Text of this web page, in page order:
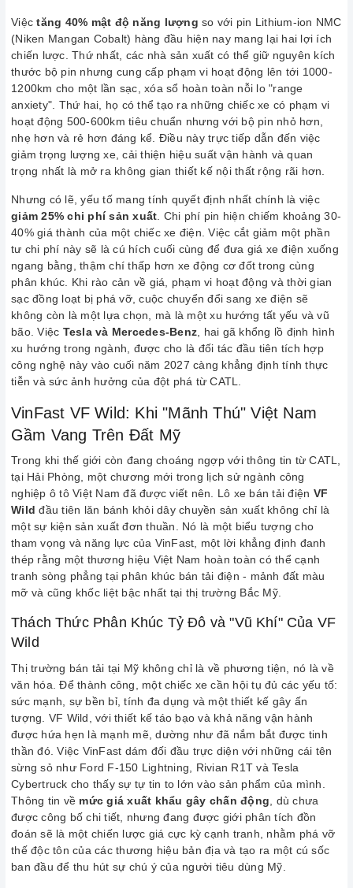
Việctăng 40% mật độ năng lượng so với pin Lithium-ion NMC
(Niken Mangan Cobalt) hàng đầu hiện nay mang lại hai lợi ích
chiến lược. Thứ nhất, các nhà sản xuất có thể giữ nguyên kích
thước bộ pin nhưng cung cấp phạm vi hoạt động lên tới 1000-
1200km cho một lần sạc, xóa sổ hoàn toàn nỗi lo "range
anxiety". Thứ hai, họ có thể tạo ra những chiếc xe có phạm vi
hoạt động 500-600km tiêu chuẩn nhưng với bộ pin nhỏ hơn,
nhẹ hơn và rẻ hơn đáng kể. Điều này trực tiếp dẫn đến việc
giảm trọng lượng xe, cải thiện hiệu suất vận hành và quan
trọng nhất là mở ra không gian thiết kế nội thất rộng rãi hơn.
Nhưng có lẽ, yếu tố mang tính quyết định nhất chính là việc
giảm 25% chi phí sản xuất . Chi phí pin hiện chiếm khoảng 30-
40% giá thành của một chiếc xe điện. Việc cắt giảm một phần
tư chi phí này sẽ là cú hích cuối cùng để đưa giá xe điện xuống
ngang bằng, thậm chí thấp hơn xe động cơ đốt trong cùng
phân khúc. Khi rào cản về giá, phạm vi hoạt động và thời gian
sạc đồng loạt bị phá vỡ, cuộc chuyển đổi sang xe điện sẽ
không còn là một lựa chọn, mà là một xu hướng tất yếu và vũ
bão. Việc Tesla và Mercedes-Benz , hai gã khổng lồ định hình
xu hướng trong ngành, được cho là đối tác đầu tiên tích hợp
công nghệ này vào cuối năm 2027 càng khẳng định tính thực
tiễn và sức ảnh hưởng của đột phá từ CATL.
VinFast VF Wild: Khi "Mãnh Thú" Việt Nam
Gầm Vang Trên Đất Mỹ
Trong khi thế giới còn đang choáng ngợp với thông tin từ CATL,
tại Hải Phòng, một chương mới trong lịch sử ngành công
nghiệp ô tô Việt Nam đã được viết nên. Lô xe bán tải điện VF
Wild đầu tiên lăn bánh khỏi dây chuyền sản xuất không chỉ là
một sự kiện sản xuất đơn thuần. Nó là một biểu tượng cho
tham vọng và năng lực của VinFast, một lời khẳng định đanh
thép rằng một thương hiệu Việt Nam hoàn toàn có thể cạnh
tranh sòng phẳng tại phân khúc bán tải điện - mảnh đất màu
mỡ và cũng khốc liệt bậc nhất tại thị trường Bắc Mỹ.
Thách Thức Phân Khúc Tỷ Đô và "Vũ Khí" Của VF
Wild
Thị trường bán tải tại Mỹ không chỉ là về phương tiện, nó là về
văn hóa. Để thành công, một chiếc xe cần hội tụ đủ các yếu tố:
sức mạnh, sự bền bỉ, tính đa dụng và một thiết kế gây ấn
tượng. VF Wild, với thiết kế táo bạo và khả năng vận hành
được hứa hẹn là mạnh mẽ, dường như đã nắm bắt được tinh
thần đó. Việc VinFast dám đối đầu trực diện với những cái tên
sừng sỏ như Ford F-150 Lightning, Rivian R1T và Tesla
Cybertruck cho thấy sự tự tin to lớn vào sản phẩm của mình.
Thông tin về mức giá xuất khẩu gây chấn động , dù chưa
được công bố chi tiết, nhưng đang được giới phân tích đồn
đoán sẽ là một chiến lược giá cực kỳ cạnh tranh, nhằm phá vỡ
thế độc tôn của các thương hiệu bản địa và tạo ra một cú sốc
ban đầu để thu hút sự chú ý của người tiêu dùng Mỹ.